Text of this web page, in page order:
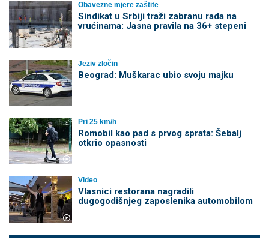
Obavezne mjere zaštite
Sindikat u Srbiji traži zabranu rada na
vrućinama: Jasna pravila na 36+ stepeni
Jeziv zločin
Beograd: Muškarac ubio svoju majku
Pri 25 km/h
Romobil kao pad s prvog sprata: Šebalj
otkrio opasnosti
Video
Vlasnici restorana nagradili
dugogodišnjeg zaposlenika automobilom